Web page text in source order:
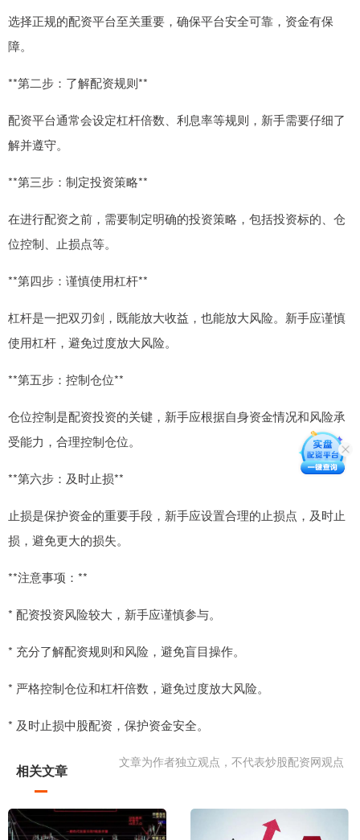
选择正规的配资平台至关重要，确保平台安全可靠，资金有保
障。
**第二步：了解配资规则**
配资平台通常会设定杠杆倍数、利息率等规则，新手需要仔细了
解并遵守。
**第三步：制定投资策略**
在进行配资之前，需要制定明确的投资策略，包括投资标的、仓
位控制、止损点等。
**第四步：谨慎使用杠杆**
杠杆是一把双刃剑，既能放大收益，也能放大风险。新手应谨慎
使用杠杆，避免过度放大风险。
**第五步：控制仓位**
仓位控制是配资投资的关键，新手应根据自身资金情况和风险承
受能力，合理控制仓位。
**第六步：及时止损**
止损是保护资金的重要手段，新手应设置合理的止损点，及时止
损，避免更大的损失。
**注意事项：**
* 配资投资风险较大，新手应谨慎参与。
* 充分了解配资规则和风险，避免盲目操作。
* 严格控制仓位和杠杆倍数，避免过度放大风险。
* 及时止损中股配资，保护资金安全。
文章为作者独立观点，不代表炒股配资网观点
相关文章